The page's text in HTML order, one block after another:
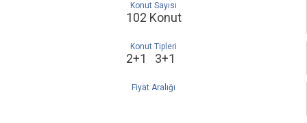
Konut Sayısı
102 Konut
Konut Tipleri
2+1 3+1
Fiyat Aralığı